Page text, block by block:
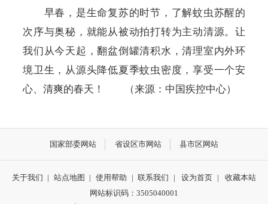
早春，是生命复苏的时节，了解蚊虫苏醒的
次序与奥秘，就能从被动拍打转为主动清源。让
我们从今天起，翻盆倒罐清积水，清理室内外环
境卫生，从源头降低夏季蚊虫密度，享受一个安
心、清爽的春天！ （来源：中国疾控中心）
国家部委网站 省设区市网站 县市区网站
关于我们 | 站点地图 | 使用帮助 | 联系我们 | 设为首页 |
收藏本站
网站标识码：3505040001